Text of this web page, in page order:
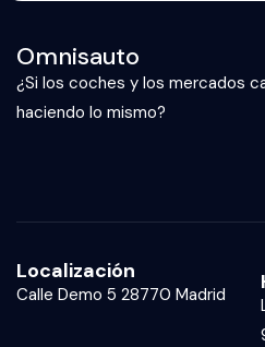
Omnisauto
¿Si los coches y los mercados
haciendo lo mismo?
Localización
Calle Demo 5 28770 Madrid